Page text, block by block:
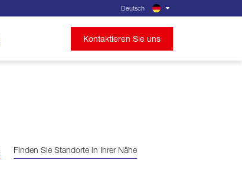
Deutsch
Kontaktieren Sie uns
Finden Sie Standorte in Ihrer Nähe